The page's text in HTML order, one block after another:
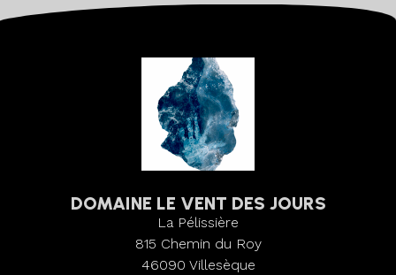
DOMAINE LE VENT DES JOURS
La Pélissière
815 Chemin du Roy
46090 Villesèque